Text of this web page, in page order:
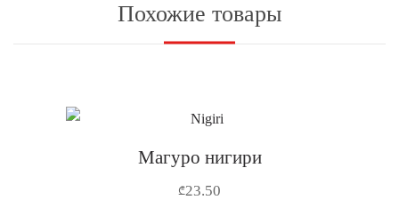
Похожие товары
Магуро нигири
₾23.50